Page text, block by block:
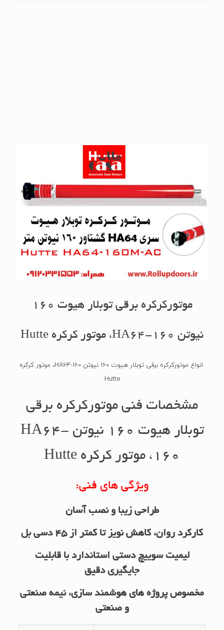
موتورکرکره برقی توبلار هیوت 160
نیوتن HA64-160، موتور کرکره Hutte
انواع موتورکرکره برقی توبلار هیوت 160 نیوتن HA64-160، موتور کرکره
Hutte
مشخصات فنی موتورکرکره برقی
توبلار هیوت 160 نیوتن HA64-
160، موتور کرکره Hutte
ویژگی های فنی:
طراحی زیبا و نصب آسان
کارکرد روان، کاهش نویز تا کمتر از 45 دسی بل
لیمیت سوییچ دستی استاندارد با قابلیت
جایگیری دقیق
مخصوص پروژه های هوشمند سازی، نیمه صنعتی
و صنعتی